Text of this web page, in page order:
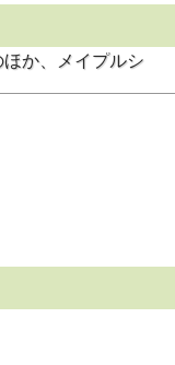
か、メイプルシ